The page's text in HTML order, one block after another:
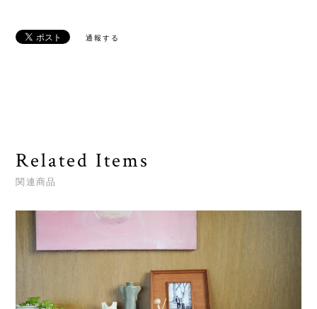
通報する
Related Items
関連商品